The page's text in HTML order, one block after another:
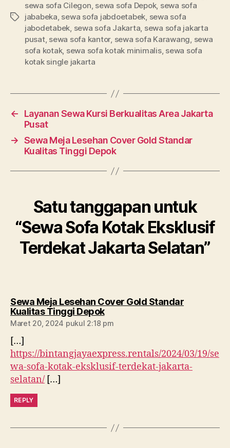
Tag
sewa sofa Cilegon, sewa sofa Depok, sewa sofa
jababeka, sewa sofa jabdoetabek, sewa sofa
jabodetabek, sewa sofa Jakarta, sewa sofa jakarta
pusat, sewa sofa kantor, sewa sofa Karawang, sewa
sofa kotak, sewa sofa kotak minimalis, sewa sofa
kotak single jakarta
←
Layanan Sewa Kursi Berkualitas Area Jakarta
Pusat
→ Sewa Meja Lesehan Cover Gold Standar
Kualitas Tinggi Depok
Satu tanggapan untuk
“Sewa Sofa Kotak Eksklusif
Terdekat Jakarta Selatan”
Sewa Meja Lesehan Cover Gold Standar
Kualitas Tinggi Depokberkomentar:
Maret 20, 2024 pukul 2:18 pm
[…]
https://bintangjayaexpress.rentals/2024/03/19/se
wa-sofa-kotak-eksklusif-terdekat-jakarta-
selatan/ […]
REPLY